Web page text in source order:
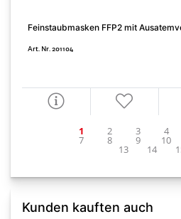
Feinstaubmasken FFP2 mit
Art. Nr. 201104
Kunden kauften auch